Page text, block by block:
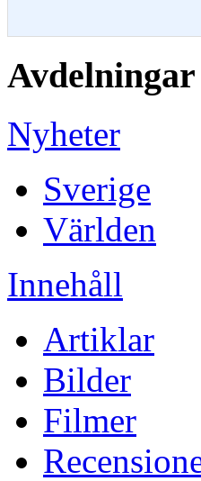
Avdelningar
Nyheter
Sverige
Världen
Innehåll
Artiklar
Bilder
Filmer